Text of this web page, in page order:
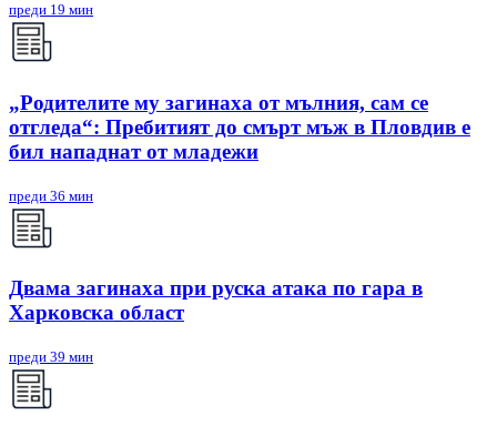
преди 19 мин
„Родителите му загинаха от мълния, сам се
отгледа“: Пребитият до смърт мъж в Пловдив е
бил нападнат от младежи
преди 36 мин
Двама загинаха при руска атака по гара в
Харковска област
преди 39 мин